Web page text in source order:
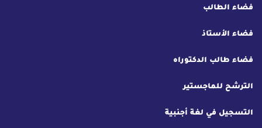
فضاء الطالب
فضاء الأستاذ
فضاء طالب الدكتوراه
الترشح للماجستير
التسجيل في لغة أجنبية